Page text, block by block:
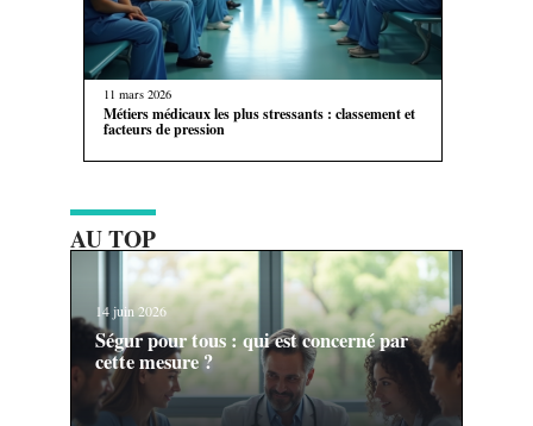
11 mars 2026
Métiers médicaux les plus stressants : classement et
facteurs de pression
AU TOP
14 juin 2026
Ségur pour tous : qui est concerné par
cette mesure ?